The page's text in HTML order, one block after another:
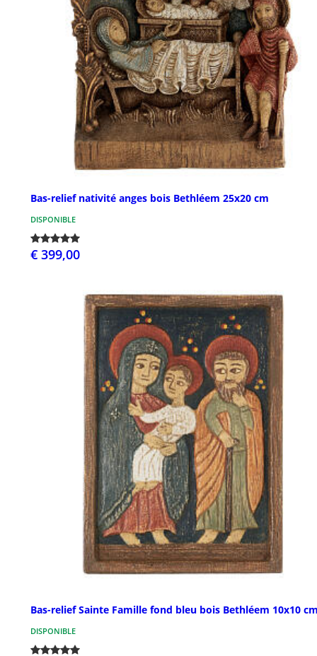
Bas-relief nativité anges bois Bethléem 25x20 cm
DISPONIBLE
€ 399,00
Bas-relief Sainte Famille fond bleu bois Bethléem 10x10
DISPONIBLE